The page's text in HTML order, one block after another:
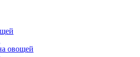
овощей